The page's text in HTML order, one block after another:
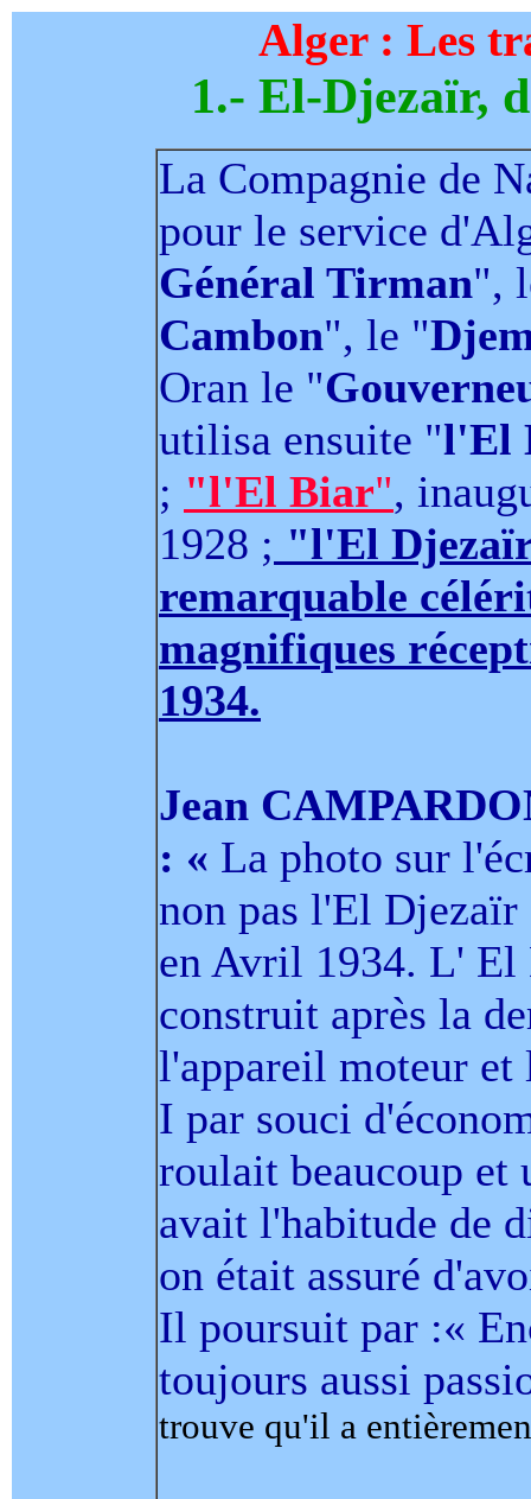
Alger : Les
1.- El-Djezaïr,
La Compagnie de
pour le service
Général Tirman",
Cambon", le "
Oran le "
utilisa ensuite "l'El
; "l'El Biar",
1928 ; "l'El
remarquable
magnifiques
1934.
Jean
: « La photo sur
non pas l'El
en Avril 1934. L'
construit après la
l'appareil moteur
I par souci
roulait beaucoup et
avait l'habitude de
on était assuré
Il poursuit par :«
toujours aussi
trouve qu'il a